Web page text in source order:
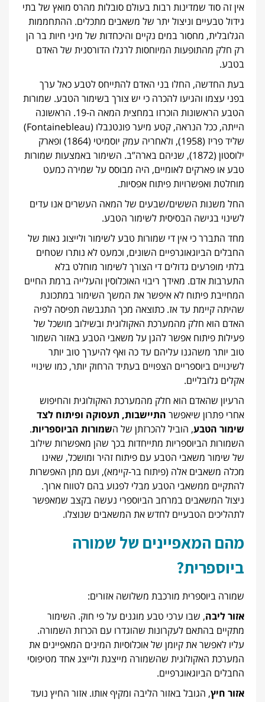
אין זה סוד שמדינות רבות בעולם סובלות מהרס מואץ של בתי
גידול טבעיים וניצול יתר של משאבים מתכלים. ההתחממות
הגלובלית, מחסור במים נקיים והיכחדות של מיני חיות בר הן
רק חלק מהתופעות המיוחסות לרגלו הדורסנית של האדם
בטבע.
בעת החדשה, החלו בני האדם להתייחס לטבע כאל ערך
בפני עצמו והגיעו להכרה כי יש צורך בשימור הטבע. שמורות
הטבע הראשונות הוכרזו במחצית המאה ה-19. הראשונה
הייתה, ככל הנראה, קטע מיער פונטנבלו (Fontainebleau)
שליד פריז (1958), ולאחריה עמק יוסמיטי (1864) ופארק
ילוסטון (1872), שניהם בארה”ב. השימור באמצעות שמורות
טבע או פארקים לאומיים, היה מבוסס על שמירה כמעט
מוחלטת ואפשרויות פיתוח אפסיות.
החל משנות הששים/שבעים של המאה העשרים אנו עדים
לשינוי בגישה הבסיסית לשימור הטבע.
מחד התברר כי אין די שמורות טבע לשימור ולייצוג נאות של
החבלים הביוגאוגרפיים השונים, וכמעט לא נותרו שטחים
בלתי מופרעים גדולים די הצורך לשימור מוחלט בלא
התערבות אדם. מאידך ריבוי האוכלוסין והעלייה ברמת החיים
המחייבת פיתוח לא איפשר את המשך השימור במתכונת
שהיתה קיימת עד אז. כתוצאה מכך התגבשה תפיסה לפיה
האדם הוא חלק מהמערכת האקולוגית ובשילוב מושכל של
פעילות פיתוח אפשר להגן על משאבי הטבע באזור השמור
טוב יותר משהגנו עליהם עד כה ואף להיערך טוב יותר
לשינויים ביוספריים הצפויים בעתיד הרחוק יותר, כמו שינויי
אקלים גלובליים.
הרעיון שהאדם הוא חלק מהמערכת האקולוגית והחיפוש
אחרי פתרון שיאפשר התיישבות, תעסוקה ופיתוח לצד
שימור הטבע, הוביל להכרזתן של השמורות הביוספריות.
השמורות הביוספריות מתייחדות בכך שהן מאפשרות שילוב
של שימור משאבי הטבע עם פיתוח זהיר ומושכל, שאינו
מכלה משאבים אלה (פיתוח בר-קיימא), ועם מתן האפשרות
להתקיים ממשאבי הטבע מבלי לפגוע בהם לטווח ארוך.
ניצול המשאבים במרחב הביוספרי נעשה בקצב שמאפשר
לתהליכים הטבעיים לחדש את המשאבים שנוצלו.
מהם המאפיינים של שמורה
ביוספרית?
שמורה ביוספרית מורכבת משלושה אזורים:
אזור ליבה, שבו ערכי טבע מוגנים על פי חוק. השימור
מתקיים בהתאם לעקרונות שהוגדרו עם הכרזת השמורה.
עליו לאפשר את קיומן של אוכלוסיות המינים המאפיינים את
המערכת האקולוגית שהשמורה מייצגת ולייצג אחד מטיפוסי
החבלים הביוגאוגרפיים.
אזור חיץ, הגובל באזור הליבה ומקיף אותו. אזור החיץ נועד